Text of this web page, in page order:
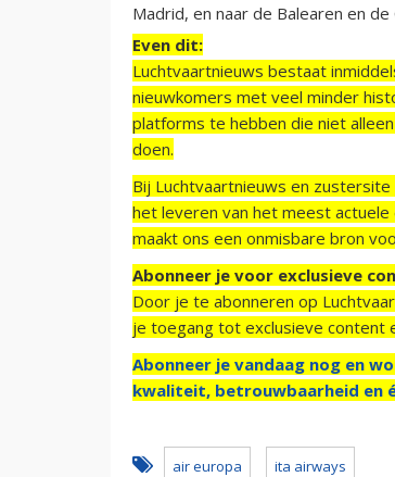
Madrid, en naar de Balearen en de
Even dit:
Luchtvaartnieuws bestaat
nieuwkomers met veel minder
platforms te hebben die niet
doen.
Bij Luchtvaartnieuws en
het leveren van het meest
maakt ons een onmisbare bron
Abonneer je voor exclusieve
Door je te abonneren op
je toegang tot exclusieve content
Abonneer je vandaag nog en
kwaliteit, betrouwbaarheid en
air europa ita airways